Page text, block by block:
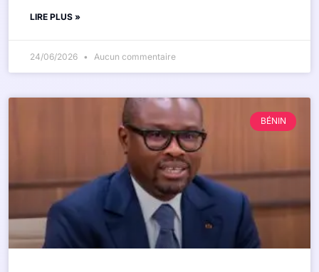
LIRE PLUS »
24/06/2026 Aucun commentaire
BÉNIN